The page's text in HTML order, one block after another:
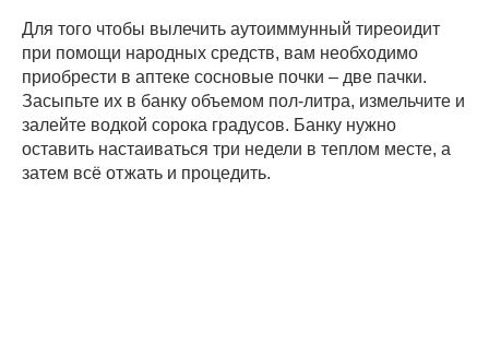
Для того чтобы вылечить аутоиммунный тиреоидит
при помощи народных средств, вам необходимо
приобрести в аптеке сосновые почки – две пачки.
Засыпьте их в банку объемом пол-литра, измельчите и
залейте водкой сорока градусов. Банку нужно
оставить настаиваться три недели в теплом месте, а
затем всё отжать и процедить.